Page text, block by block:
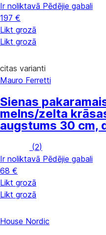
Ir noliktavā Pēdējie gabali
197 €
Likt grozā
Likt grozā
citas varianti
Mauro Ferretti
Sienas
melns/zelta
augstums 30 cm,
(2)
Ir noliktavā Pēdējie gabali
68 €
Likt grozā
Likt grozā
House Nordic